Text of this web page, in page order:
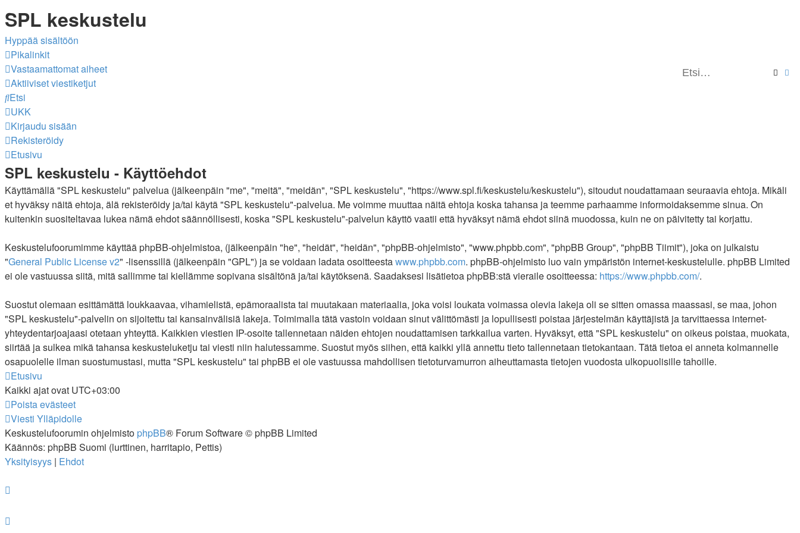
SPL keskustelu
Hyppää sisältöön
Etsi
Pikalinkit
Vastaamattomat aiheet
Aktiiviset viestiketjut
Etsi
UKK
Kirjaudu sisään
Rekisteröidy
Etusivu
SPL keskustelu - Käyttöehdot
Käyttämällä "SPL keskustelu" palvelua (jälkeenpäin "me", "meitä", "meidän", "SPL keskustelu", "https://www.spl.fi/keskustelu/keskustelu"), sitoudut noudattamaan seuraavia ehtoja. Mikäli
et hyväksy näitä ehtoja, älä rekisteröidy ja/tai käytä "SPL keskustelu"-palvelua. Me voimme muuttaa näitä ehtoja koska tahansa ja teemme parhaamme informoidaksemme sinua. On
kuitenkin suositeltavaa lukea nämä ehdot säännöllisesti, koska "SPL keskustelu"-palvelun käyttö vaatii että hyväksyt nämä ehdot siinä muodossa, kuin ne on päivitetty tai korjattu.
Keskustelufoorumimme käyttää phpBB-ohjelmistoa, (jälkeenpäin "he", "heidät", "heidän", "phpBB-ohjelmisto", "www.phpbb.com", "phpBB Group", "phpBB Tiimit"), joka on julkaistu
"General Public License v2" -lisenssillä (jälkeenpäin "GPL") ja se voidaan ladata osoitteestawww.phpbb.com. phpBB-ohjelmisto luo vain ympäristön internet-keskustelulle. phpBB Limited
ei ole vastuussa siitä, mitä sallimme tai kiellämme sopivana sisältönä ja/tai käytöksenä. Saadaksesi lisätietoa phpBB:stä vieraile osoitteessa: https://www.phpbb.com/.
Suostut olemaan esittämättä loukkaavaa, vihamielistä, epämoraalista tai muutakaan materiaalia, joka voisi loukata voimassa olevia lakeja oli se sitten omassa maassasi, se maa, johon
"SPL keskustelu"-palvelin on sijoitettu tai kansainvälisiä lakeja. Toimimalla tätä vastoin voidaan sinut välittömästi ja lopullisesti poistaa järjestelmän käyttäjistä ja tarvittaessa internet-
yhteydentarjoajaasi otetaan yhteyttä. Kaikkien viestien IP-osoite tallennetaan näiden ehtojen noudattamisen tarkkailua varten. Hyväksyt, että "SPL keskustelu" on oikeus poistaa, muokata,
siirtää ja sulkea mikä tahansa keskusteluketju tai viesti niin halutessamme. Suostut myös siihen, että kaikki yllä annettu tieto tallennetaan tietokantaan. Tätä tietoa ei anneta kolmannelle
osapuolelle ilman suostumustasi, mutta "SPL keskustelu" tai phpBB ei ole vastuussa mahdollisen tietoturvamurron aiheuttamasta tietojen vuodosta ulkopuolisille tahoille.
Etusivu
Kaikki ajat ovat UTC+03:00
Poista evästeet
Viesti Ylläpidolle
Keskustelufoorumin ohjelmisto phpBB® Forum Software © phpBB Limited
Käännös: phpBB Suomi (lurttinen, harritapio, Pettis)
Yksityisyys | Ehdot